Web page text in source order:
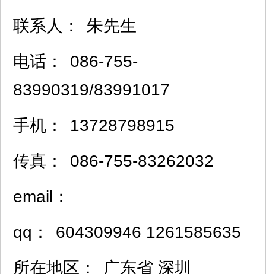
联系人：
朱先生
电话：
086-755-
83990319/83991017
手机：
13728798915
传真：
086-755-83262032
email：
qq：
604309946 1261585635
所在地区：
广东省 深圳